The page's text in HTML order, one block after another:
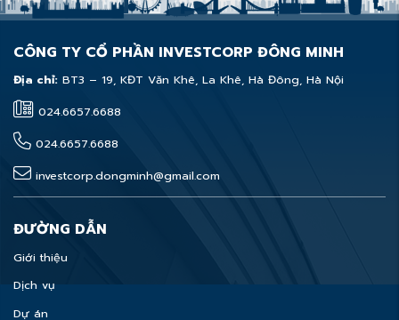
CÔNG TY CỔ PHẦN INVESTCORP ĐÔNG MINH
Địa chỉ: BT3 – 19, KĐT Văn Khê, La Khê, Hà Đông, Hà Nội
024.6657.6688
024.6657.6688
investcorp.dongminh@gmail.com
ĐƯỜNG DẪN
Giới thiệu
Dịch vụ
Dự án